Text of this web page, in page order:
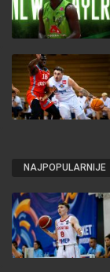
NAJPOPULARNIJE